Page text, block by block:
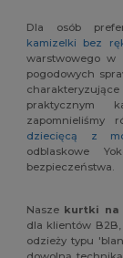
Dla osób
kamizelki bez
warstwowego w
pogodowych
praktycznym
zapomnieliśmy
dziecięcą z
odblaskowe
bezpieczeństwa.
Nasze kurtki na
dla klientów
odzieży typu